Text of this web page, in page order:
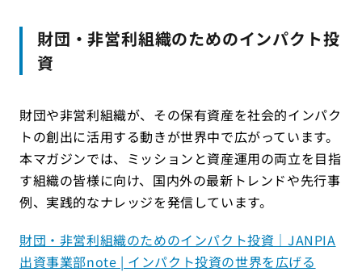
財団・非営利組織のためのインパクト投
資
財団や非営利組織が、その保有資産を社会的インパク
トの創出に活用する動きが世界中で広がっています。
本マガジンでは、ミッションと資産運用の両立を目指
す組織の皆様に向け、国内外の最新トレンドや先行事
例、実践的なナレッジを発信しています。
財団・非営利組織のためのインパクト投資｜JANPIA
出資事業部note | インパクト投資の世界を広げる